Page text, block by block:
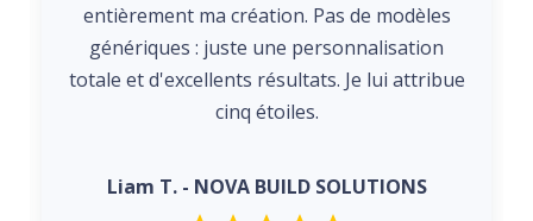
entièrement ma création. Pas de modèles
génériques : juste une personnalisation
totale et d'excellents résultats. Je lui attribue
cinq étoiles.
Liam T. - NOVA BUILD SOLUTIONS